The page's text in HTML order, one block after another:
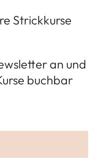
Strickkurse
an und
buchbar